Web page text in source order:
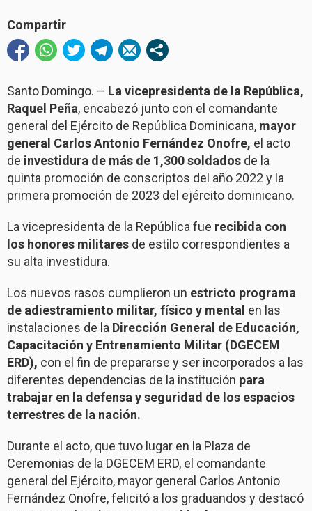
Compartir
Santo Domingo. – La vicepresidenta de la República,
Raquel Peña, encabezó junto con el comandante
general del Ejército de República Dominicana, mayor
general Carlos Antonio Fernández Onofre, el acto
de investidura de más de 1,300 soldados de la
quinta promoción de conscriptos del año 2022 y la
primera promoción de 2023 del ejército dominicano.
La vicepresidenta de la República fue recibida con
los honores militares de estilo correspondientes a
su alta investidura.
Los nuevos rasos cumplieron un estricto programa
de adiestramiento militar, físico y mental en las
instalaciones de la Dirección General de Educación,
Capacitación y Entrenamiento Militar (DGECEM
ERD), con el fin de prepararse y ser incorporados a las
diferentes dependencias de la institución para
trabajar en la defensa y seguridad de los espacios
terrestres de la nación.
Durante el acto, que tuvo lugar en la Plaza de
Ceremonias de la DGECEM ERD, el comandante
general del Ejército, mayor general Carlos Antonio
Fernández Onofre, felicitó a los graduandos y destacó